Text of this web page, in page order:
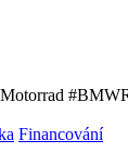
Financování